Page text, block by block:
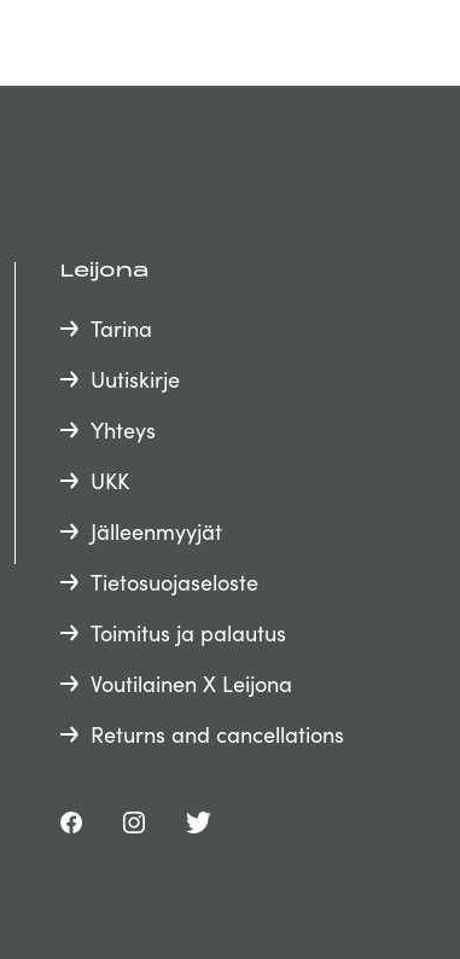
Leijona
Tarina
Uutiskirje
Yhteys
UKK
Jälleenmyyjät
Tietosuojaseloste
Toimitus ja palautus
Voutilainen X Leijona
Returns and cancellations